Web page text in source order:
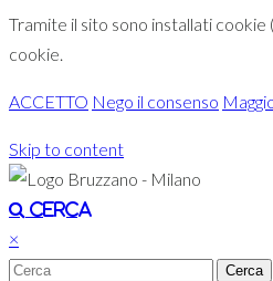
Tramite il sito sono installati
cookie.
ACCETTO Nego il consenso
Skip to content
Toggle navigation
Cerca
×